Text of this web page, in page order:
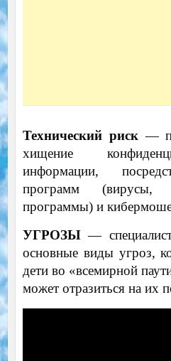
Технический риск—
хищение
информации,
программ (вирусы,
программы) и
УГРОЗЫ—
основные виды угроз,
дети во «всемирной
может отразиться на их